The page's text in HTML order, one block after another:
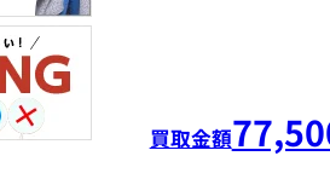
買取金額